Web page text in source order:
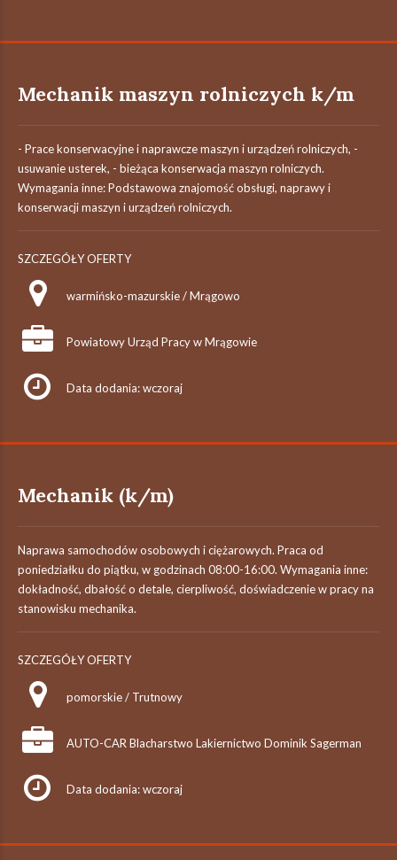
Mechanik maszyn rolniczych k/m
- Prace konserwacyjne i naprawcze maszyn i urządzeń rolniczych, -
usuwanie usterek, - bieżąca konserwacja maszyn rolniczych.
Wymagania inne: Podstawowa znajomość obsługi, naprawy i
konserwacji maszyn i urządzeń rolniczych.
SZCZEGÓŁY OFERTY
warmińsko-mazurskie / Mrągowo
Powiatowy Urząd Pracy w Mrągowie
Data dodania: wczoraj
Mechanik (k/m)
Naprawa samochodów osobowych i ciężarowych. Praca od
poniedziałku do piątku, w godzinach 08:00-16:00. Wymagania inne:
dokładność, dbałość o detale, cierpliwość, doświadczenie w pracy na
stanowisku mechanika.
SZCZEGÓŁY OFERTY
pomorskie / Trutnowy
AUTO-CAR Blacharstwo Lakiernictwo Dominik Sagerman
Data dodania: wczoraj